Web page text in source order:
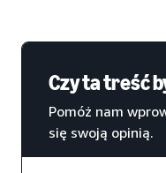
Czy ta treść
Pomóż nam
się swoją opinią.